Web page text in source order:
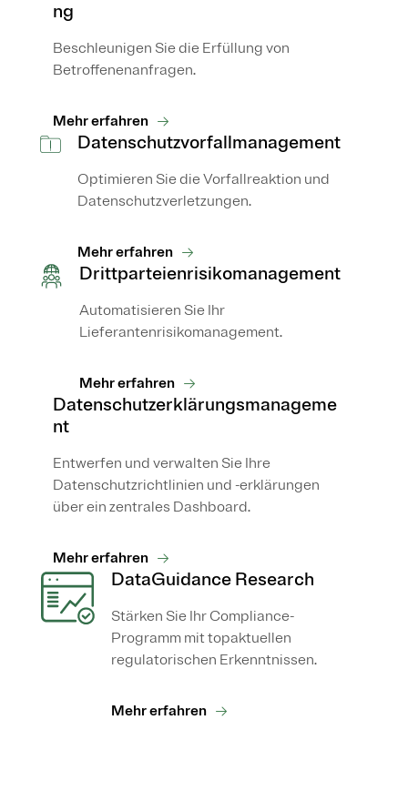
ng
Beschleunigen Sie die Erfüllung von
Betroffenenanfragen.
Mehr erfahren
Datenschutzvorfallmanagement
Optimieren Sie die Vorfallreaktion und
Datenschutzverletzungen.
Mehr erfahren
Drittparteienrisikomanagement
Automatisieren Sie Ihr
Lieferantenrisikomanagement.
Mehr erfahren
Datenschutzerklärungsmanageme
nt
Entwerfen und verwalten Sie Ihre
Datenschutzrichtlinien und -erklärungen
über ein zentrales Dashboard.
Mehr erfahren
DataGuidance Research
Stärken Sie Ihr Compliance-
Programm mit topaktuellen
regulatorischen Erkenntnissen.
Mehr erfahren